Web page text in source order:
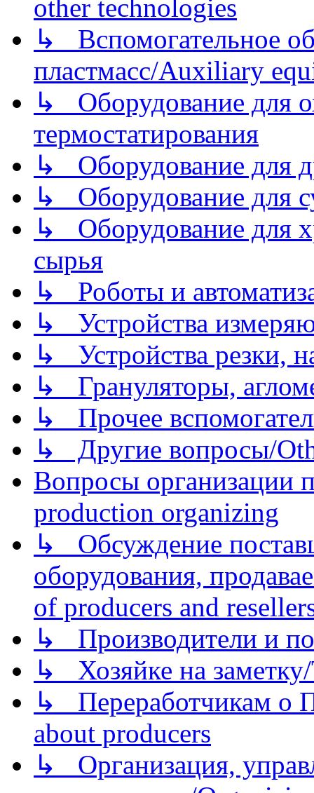
other technologies
↳ Вспомогательное
пластмасс/Auxiliary
↳ Оборудование для
термостатирования
↳ Оборудование для
↳ Оборудование для
↳ Оборудование для
сырья
↳ Роботы и
↳ Устройства
↳ Устройства резки,
↳ Грануляторы,
↳ Прочее
↳ Другие вопросы/
Вопросы организации
production organizing
↳ Обсуждение
оборудования,
of producers and
↳ Производители и
↳ Хозяйке на
↳ Переработчикам о
about producers
↳ Организация,